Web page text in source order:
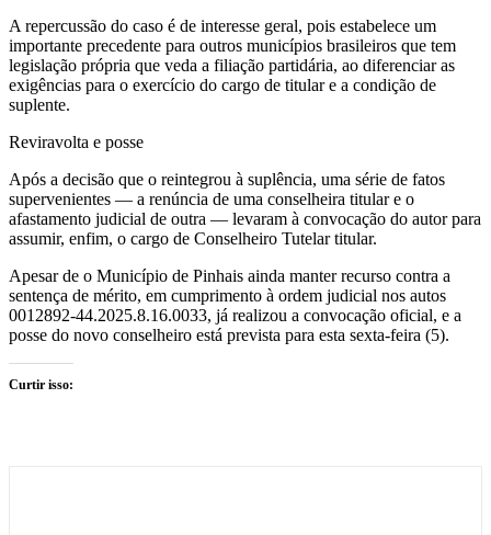
A repercussão do caso é de interesse geral, pois estabelece um
importante precedente para outros municípios brasileiros que tem
legislação própria que veda a filiação partidária, ao diferenciar as
exigências para o exercício do cargo de titular e a condição de
suplente.
Reviravolta e posse
Após a decisão que o reintegrou à suplência, uma série de fatos
supervenientes — a renúncia de uma conselheira titular e o
afastamento judicial de outra — levaram à convocação do autor para
assumir, enfim, o cargo de Conselheiro Tutelar titular.
Apesar de o Município de Pinhais ainda manter recurso contra a
sentença de mérito, em cumprimento à ordem judicial nos autos
0012892-44.2025.8.16.0033, já realizou a convocação oficial, e a
posse do novo conselheiro está prevista para esta sexta-feira (5).
Curtir isso: